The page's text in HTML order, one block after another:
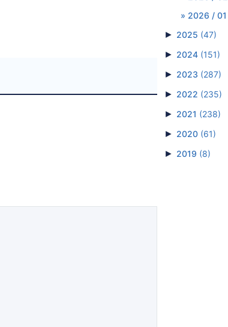
2026 / 01
► 2025 (47)
► 2024 (151)
► 2023 (287)
► 2022 (235)
► 2021 (238)
► 2020 (61)
► 2019 (8)